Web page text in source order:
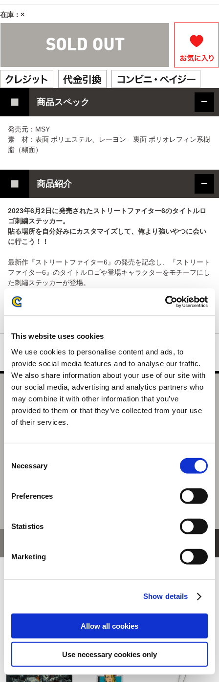
This website uses cookies
We use cookies to personalise content and ads, to
provide social media features and to analyse our traffic.
We also share information about your use of our site with
our social media, advertising and analytics partners who
may combine it with other information that you’ve
provided to them or that they’ve collected from your use
of their services.
Selection
Necessary
Preferences
Statistics
Marketing
Show details
Allow all cookies
Use necessary cookies only
在庫：×
商品スペック
発売元：MSY
素 材：表面 ポリエステル、レーヨン 裏面 ポリオレフィン系樹
脂（糊面）
商品紹介
2023年6月2日に発売されたストリートファイター6のタイトルロ
ゴ刺繍ステッカー。
貼る場所を自分好みにカスタマイズして、俺より強いやつに会い
に行こう！！
最新作『ストリートファイター6』の発売を記念し、『ストリート
ファイター6』のタイトルロゴや登場キャラクターをモチーフにし
た刺繡ステッカーが登場。
それぞれの魅力あふれる特徴的なポーズの瞬間を捉え、ドライブ
インパクトのエフェクトカラーで縁取りました。
ストリートファイター 刺繍ステッカー Lサイズ(ストリート
ファイター6 タイトルロゴ)
1,980円(税込)
モンスターハンター
カプコン ファイティ
くるみたぴぬい スト